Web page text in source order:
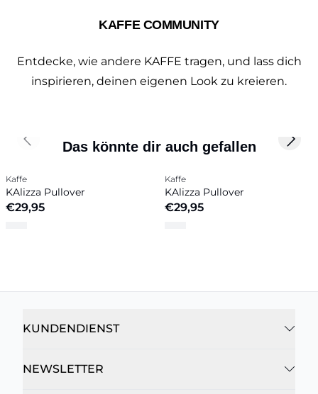
KAFFE COMMUNITY
Entdecke, wie andere KAFFE tragen, und lass dich
inspirieren, deinen eigenen Look zu kreieren.
Das könnte dir auch gefallen
Kaffe
KAlizza Pullover
€29,95
Kaffe
KAlizza Pullover
€29,95
Previous slide Next
KUNDENDIENST
NEWSLETTER